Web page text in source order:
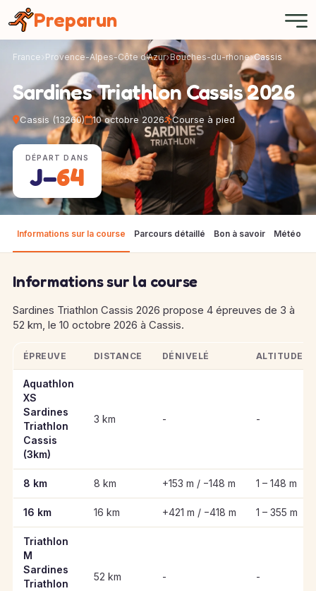
Preparun
France Provence-Alpes-Côte d'Azur Bouches-du-rhone Cassis
Sardines Triathlon Cassis 2026
Cassis (13260) 10 octobre 2026 Course à pied
DÉPART DANS
J−64
Informations sur la course Parcours détaillé Bon à savoir Météo
Informations sur la course
Sardines Triathlon Cassis 2026 propose 4 épreuves de 3 à
52 km, le 10 octobre 2026 à Cassis.
Informations clés des épreuves de Sardines Triathlon Cassis
ÉPREUVE DISTANCE DÉNIVELÉ ALTITUDE
Aquathlon
XS
Sardines
Triathlon
Cassis
(3km)
3 km - -
8 km 8 km +153 m / −148 m 1 – 148 m
16 km 16 km +421 m / −418 m 1 – 355 m
Triathlon
M
Sardines
Triathlon
52 km - -
Panneau de gestion des cookies